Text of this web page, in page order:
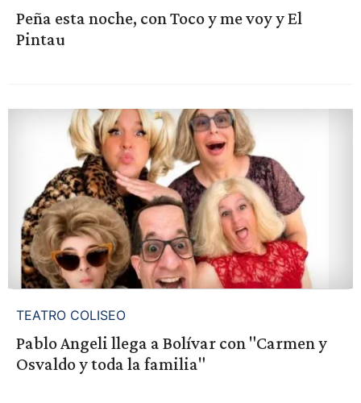
Peña esta noche, con Toco y me voy y El
Pintau
TEATRO COLISEO
Pablo Angeli llega a Bolívar con "Carmen y
Osvaldo y toda la familia"